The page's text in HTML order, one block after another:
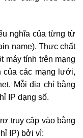
nghĩa của từng từ
name). Thực chất
máy tính trên mạng
của các mạng lưới,
Mỗi địa chỉ bằng
IP dạng số.
truy cập vào bằng
IP) bởi vì: